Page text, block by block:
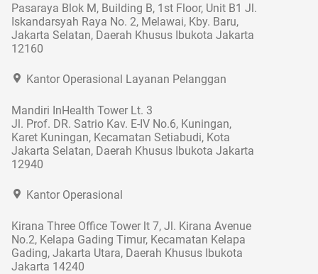
Pasaraya Blok M, Building B, 1st Floor, Unit B1 Jl.
Iskandarsyah Raya No. 2, Melawai, Kby. Baru,
Jakarta Selatan, Daerah Khusus Ibukota Jakarta
12160
Kantor Operasional Layanan Pelanggan
Mandiri InHealth Tower Lt. 3
Jl. Prof. DR. Satrio Kav. E-IV No.6, Kuningan,
Karet Kuningan, Kecamatan Setiabudi, Kota
Jakarta Selatan, Daerah Khusus Ibukota Jakarta
12940
Kantor Operasional
Kirana Three Office Tower lt 7, Jl. Kirana Avenue
No.2, Kelapa Gading Timur, Kecamatan Kelapa
Gading, Jakarta Utara, Daerah Khusus Ibukota
Jakarta 14240